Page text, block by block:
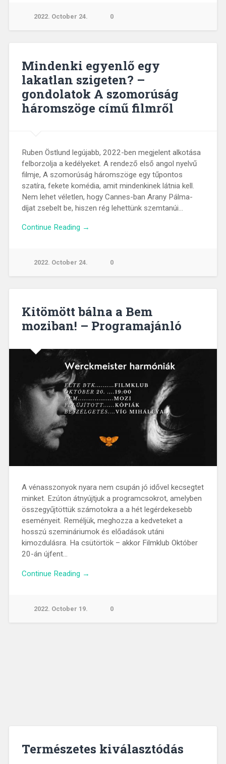
2022. October 24. 0
Mindenki egyenlő egy
lakatlan szigeten? –
gondolatok A szomorúság
háromszöge című filmről
Ruben Östlund legújabb, 2022-ben megjelent alkotása
felborzolja a kedélyeket. A rendező első angol nyelvű
filmje, A szomorúság háromszöge egy tűpontos
szatíra, fekete komédia, amit mindenkinek látnia kell.
Nem lehet véletlen, hogy Cannes-ban Arany Pálma-
díjat zsebelt be, hiszen rég lehettünk szemtanúi…
Continue Reading →
2022. October 24. 0
Kitömött bálna a Bem
moziban! – Programajánló
A vénasszonyok nyara nem csupán jó idővel kecsegtet
minket. Ezúton átnyújtjuk a programcsokrot, amelyben
összegyűjtöttük számotokra a a hét legérdekesebb
eseményeit. Reméljük, meghozza a kedveteket a
hosszú szemináriumok és előadások utáni
kimozdulásra. Ha csütörtök – akkor Filmklub Október
20-án újfent…
Continue Reading →
2022. October 19. 0
Természetes kiválasztódás